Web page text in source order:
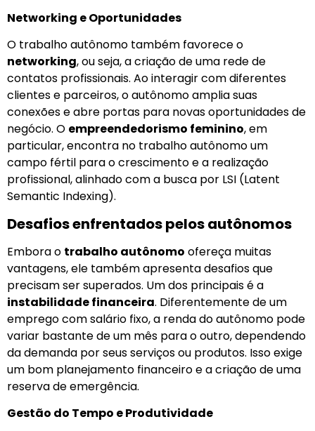
Networking e Oportunidades
O trabalho autônomo também favorece o
networking, ou seja, a criação de uma rede de
contatos profissionais. Ao interagir com diferentes
clientes e parceiros, o autônomo amplia suas
conexões e abre portas para novas oportunidades de
negócio. O empreendedorismo feminino, em
particular, encontra no trabalho autônomo um
campo fértil para o crescimento e a realização
profissional, alinhado com a busca por LSI (Latent
Semantic Indexing).
Desafios enfrentados pelos autônomos
Embora o trabalho autônomo ofereça muitas
vantagens, ele também apresenta desafios que
precisam ser superados. Um dos principais é a
instabilidade financeira. Diferentemente de um
emprego com salário fixo, a renda do autônomo pode
variar bastante de um mês para o outro, dependendo
da demanda por seus serviços ou produtos. Isso exige
um bom planejamento financeiro e a criação de uma
reserva de emergência.
Gestão do Tempo e Produtividade